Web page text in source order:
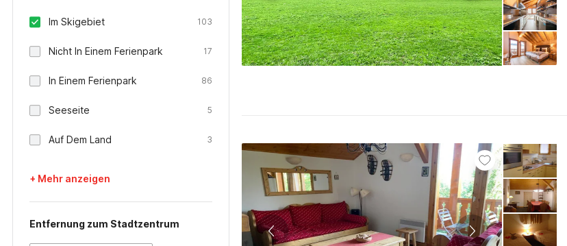
Im Skigebiet 103
Nicht In Einem Ferienpark 17
In Einem Ferienpark 86
Seeseite 5
Auf Dem Land 3
+ Mehr anzeigen
Entfernung zum Stadtzentrum